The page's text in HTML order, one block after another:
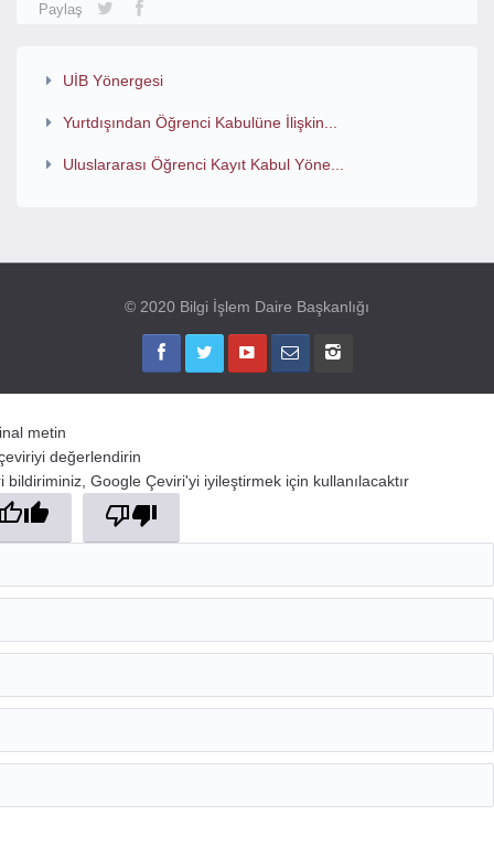
Paylaş
UİB Yönergesi
Yurtdışından Öğrenci Kabulüne İlişkin...
Uluslararası Öğrenci Kayıt Kabul Yöne...
© 2020 Bilgi İşlem Daire Başkanlığı
metin
değerlendirin
bildiriminiz, Google Çeviri'yi iyileştirmek için kullanılacaktır